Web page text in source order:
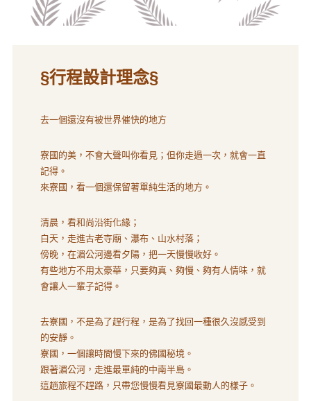
§行程設計理念§
去一個還沒有被世界催快的地方
寮國的美，不會大聲叫你看見；但你走過一次，就會一直
記得。
來寮國，看一個還保留著單純生活的地方。
清晨，看和尚沿街化緣；
白天，走進古老寺廟、瀑布、山水村落；
傍晚，在湄公河邊看夕陽，把一天慢慢收好。
有些地方不用太豪華，只要夠真、夠慢、夠有人情味，就
會讓人一輩子記得。
去寮國，不是為了趕行程，是為了找回一種很久沒感受到
的安靜。
寮國，一個讓時間慢下來的佛國秘境。
跟著湄公河，走進最單純的中南半島。
這趟旅程不趕路，只帶您慢慢看見寮國最動人的樣子。